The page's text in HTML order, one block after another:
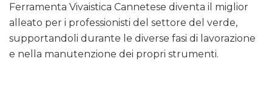
Ferramenta Vivaistica Cannetese diventa il miglior
alleato per i professionisti del settore del verde,
supportandoli durante le diverse fasi di lavorazione
e nella manutenzione dei propri strumenti.